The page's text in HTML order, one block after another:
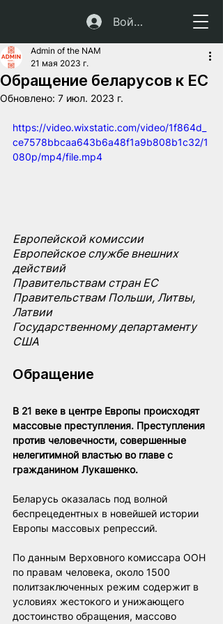
Войти
Обращение беларусов к ЕС
Admin of the NAM
21 мая 2023 г.
Обновлено: 7 июл. 2023 г.
https://video.wixstatic.com/video/1f864d_
ce7578bbcaa643b6a48f1a9b808b1c32/1
080p/mp4/file.mp4
Европейской комиссии
Европейское службе внешних
действий
Правительствам стран ЕС
Правительствам Польши, Литвы,
Латвии
Государственному департаменту
США
Обращение
В 21 веке в центре Европы происходят
массовые преступления. Преступления
против человечности, совершенные
нелегитимной властью во главе с
гражданином Лукашенко.
Беларусь оказалась под волной
беспрецедентных в новейшей истории
Европы массовых репрессий.
По данным Верховного комиссара ООН
по правам человека, около 1500
политзаключенных режим содержит в
условиях жестокого и унижающего
достоинство обращения, массово